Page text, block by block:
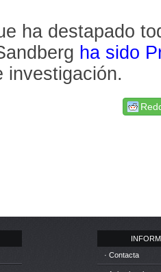
ha destapado
ha sido
investigación.
· Contacta